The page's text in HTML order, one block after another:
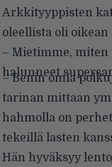
Arkkityyppisten
oleellista oli
– Mietimme, miten
halunneet
– Benin omia
tarinan mittaan
hahmolla on
tekeillä lasten
Hän hyväksyy